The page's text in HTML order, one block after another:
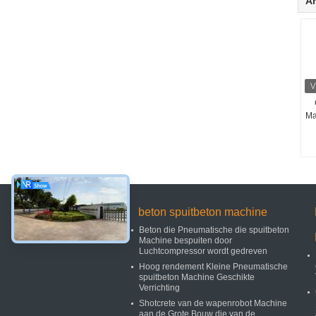
beton spuitbeton machine
Beton die Pneumatische die spuitbeton
Machine bespuiten door
Luchtcompressor wordt gedreven
Hoog rendement Kleine Pneumatische
spuitbeton Machine Geschikte
Verrichting
Shotcrete van de wapenrobot Machine
aan de Grote Bouw die van de